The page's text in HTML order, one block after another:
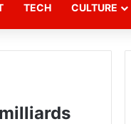
TECH CULTURE